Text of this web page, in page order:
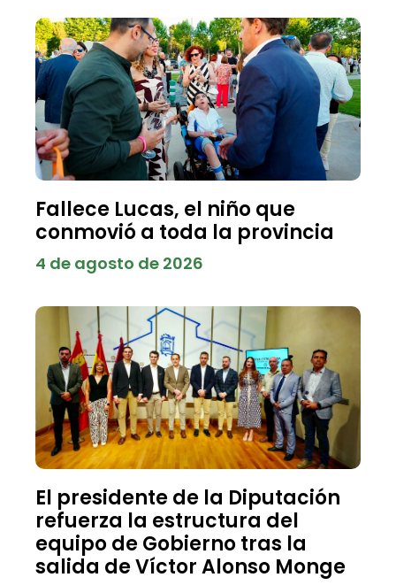
Fallece Lucas, el niño que
conmovió a toda la provincia
4 de agosto de 2026
El presidente de la Diputación
refuerza la estructura del
equipo de Gobierno tras la
salida de Víctor Alonso Monge